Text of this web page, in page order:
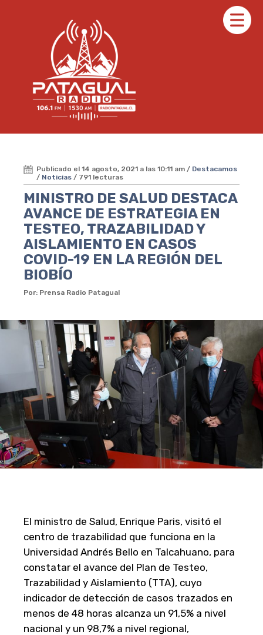
Publicado el 14 agosto, 2021 a las 10:11 am / Destacamos
/ Noticias / 791 lecturas
MINISTRO DE SALUD DESTACA
AVANCE DE ESTRATEGIA EN
TESTEO, TRAZABILIDAD Y
AISLAMIENTO EN CASOS
COVID-19 EN LA REGIÓN DEL
BIOBÍO
Por: Prensa Radio Patagual
El ministro de Salud, Enrique Paris, visitó el
centro de trazabilidad que funciona en la
Universidad Andrés Bello en Talcahuano, para
constatar el avance del Plan de Testeo,
Trazabilidad y Aislamiento (TTA), cuyo
indicador de detección de casos trazados en
menos de 48 horas alcanza un 91,5% a nivel
nacional y un 98,7% a nivel regional,